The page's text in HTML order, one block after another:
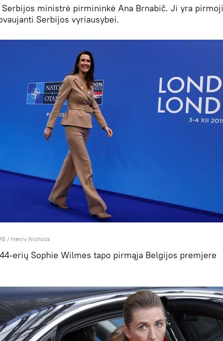
Serbijos ministrė pirmininkė Ana Brnabič. Ji yra pirmoji
Serbijos vyriausybei.
/ Henry Nicholls
erių Sophie Wilmes tapo pirmąja Belgijos premjere